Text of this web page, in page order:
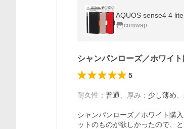
comwap
シャンパンローズ／ホワイ
5
耐久性 ： 普通 厚み ： 少し薄め
シャンパンローズ／ホワイト購
ットのものが欲しかったので、